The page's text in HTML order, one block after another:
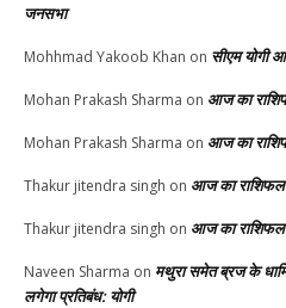
जनसभा
Mohhmad Yakoob Khan on सीएम योगी
Mohan Prakash Sharma on आज का
Mohan Prakash Sharma on आज का
Thakur jitendra singh on आज का राशिफल
Thakur jitendra singh on आज का राशिफल
Naveen Sharma on मथुरा समेत ब्रज के
लगेगा प्रतिबंध: योगी